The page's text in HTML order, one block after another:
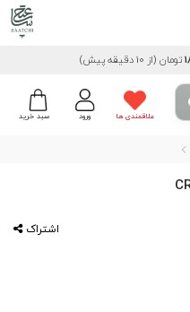
تومان (از 10 دقیقه پیش)
سبد خرید ورود علاقمندی ها
اشتراک